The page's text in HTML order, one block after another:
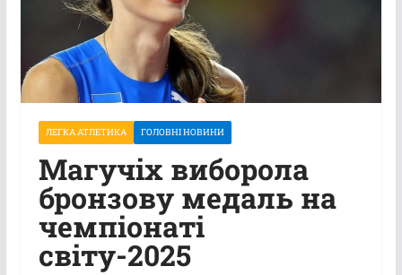
ЛЕГКА АТЛЕТИКА ГОЛОВНІ НОВИНИ
Магучіх виборола
бронзову медаль на
чемпіонаті
світу-2025